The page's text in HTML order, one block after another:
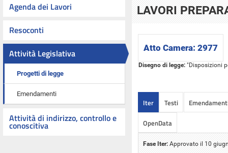
Agenda dei Lavori
Resoconti
Attività Legislativa
Progetti di legge
Emendamenti
Attività di indirizzo, controllo e
conoscitiva
LAVORI
Atto Camera: 2977
Disegno di legge:"Disposizioni
Iter Testi
OpenData
Fase Iter: Approvato il 10